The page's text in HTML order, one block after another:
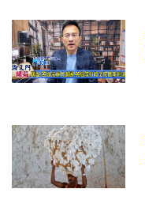
餐飲美食
法制/司法/監督
防災/救災